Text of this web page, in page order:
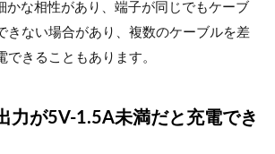
かな相性があり、端子が同じでもケーブ
きない場合があり、複数のケーブルを差
できることもあります。
力が5V-1.5A未満だと充電でき